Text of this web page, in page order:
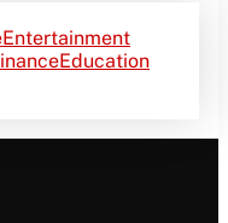
Entertainment
Education